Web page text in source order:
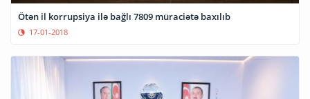
Ötən il korrupsiya ilə bağlı 7809 müraciətə baxılıb
17-01-2018